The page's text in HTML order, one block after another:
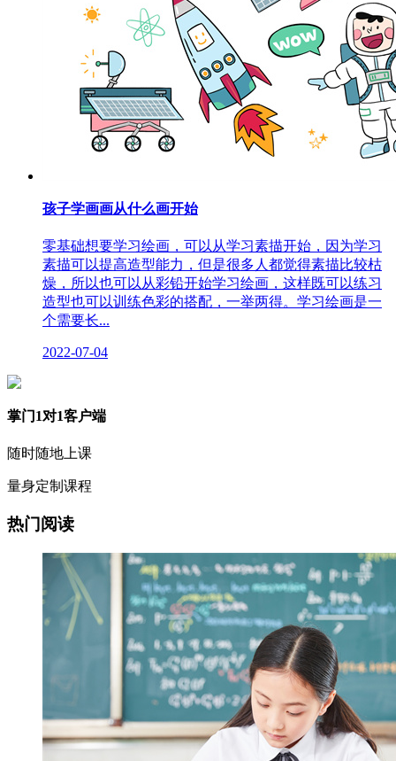
孩子学画画从什么画开始
零基础想要学习绘画，可以从学习素描开始，因为学习
素描可以提高造型能力，但是很多人都觉得素描比较枯
燥，所以也可以从彩铅开始学习绘画，这样既可以练习
造型也可以训练色彩的搭配，一举两得。学习绘画是一
个需要长...
2022-07-04
掌门1对1客户端
随时随地上课
量身定制课程
热门阅读